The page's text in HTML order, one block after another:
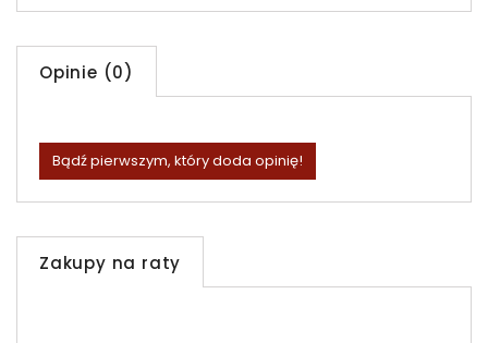
Opinie (0)
Bądź pierwszym, który doda opinię!
Zakupy na raty